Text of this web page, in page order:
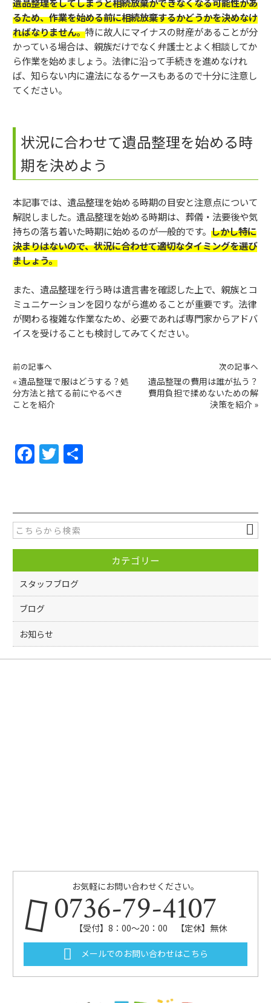
るため、作業を始める前に相続放棄するかどうかを決めなけ
ればなりません。特に故人にマイナスの財産があることが分
かっている場合は、親族だけでなく弁護士とよく相談してか
ら作業を始めましょう。法律に沿って手続きを進めなけれ
ば、知らない内に違法になるケースもあるので十分に注意し
てください。
状況に合わせて遺品整理を始める時
期を決めよう
本記事では、遺品整理を始める時期の目安と注意点について
解説しました。遺品整理を始める時期は、葬儀・法要後や気
持ちの落ち着いた時期に始めるのが一般的です。 しかし特に
決まりはないので、状況に合わせて適切なタイミングを選び
ましょう。
また、遺品整理を行う時は遺言書を確認した上で、親族とコ
ミュニケーションを図りながら進めることが重要です。法律
が関わる複雑な作業なため、必要であれば専門家からアドバ
イスを受けることも検討してみてください。
前の記事へ
« 遺品整理で服はどうする？処
分方法と捨てる前にやるべき
ことを紹介
次の記事へ
遺品整理の費用は誰が払う？
費用負担で揉めないための解
決策を紹介 »
F
a
e
b
o
o
k
T
w
er
カテゴリー
スタッフブログ
ブログ
お知らせ
お気軽にお問い合わせください。
0736-79-4107
【受付】8：00～20：00 【定休】無休
メールでのお問い合わせはこちら